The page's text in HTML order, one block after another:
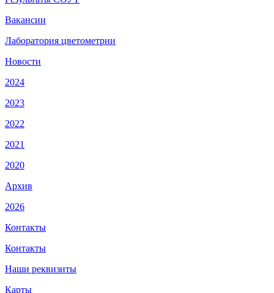
Вакансии
Лаборатория цветометрии
Новости
2024
2023
2022
2021
2020
Архив
2026
Контакты
Контакты
Наши реквизиты
Карты